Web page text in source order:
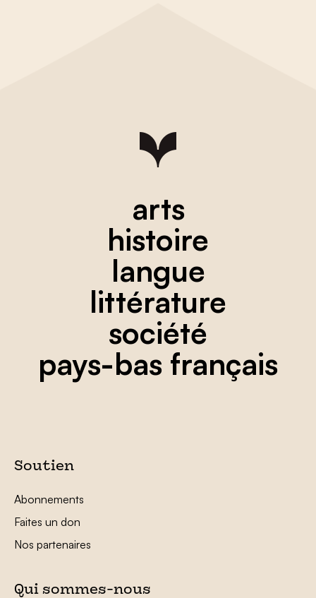
arts
histoire
langue
littérature
société
pays-bas français
Soutien
Abonnements
Faites un don
Nos partenaires
Qui sommes-nous